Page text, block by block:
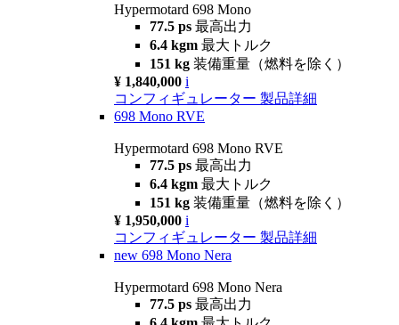
Hypermotard 698 Mono
77.5 ps 最高出力
6.4 kgm 最大トルク
151 kg 装備重量（燃料を除く）
¥ 1,840,000 i
コンフィギュレーター 製品詳細
698 Mono RVE
Hypermotard 698 Mono RVE
77.5 ps 最高出力
6.4 kgm 最大トルク
151 kg 装備重量（燃料を除く）
¥ 1,950,000 i
コンフィギュレーター 製品詳細
new 698 Mono Nera
Hypermotard 698 Mono Nera
77.5 ps 最高出力